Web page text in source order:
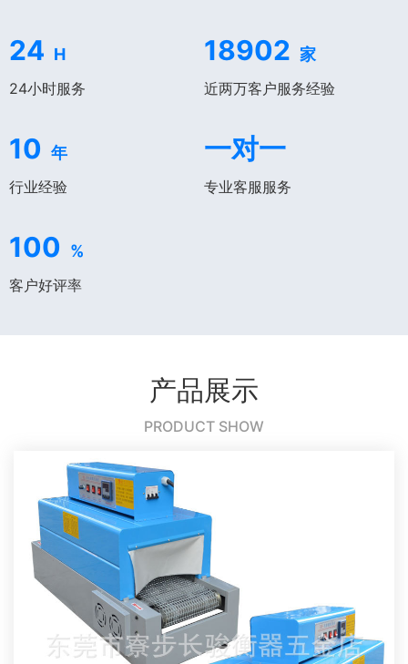
24 H
24小时服务
18902 家
近两万客户服务经验
10 年
行业经验
一对一
专业客服服务
100 %
客户好评率
产品展示
PRODUCT SHOW